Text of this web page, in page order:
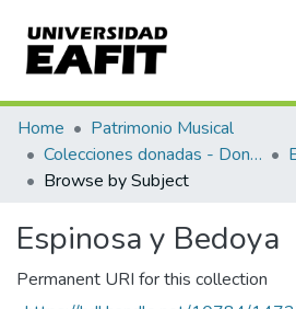
Communities & Collections
All of DSpace
Home
Patrimonio Musical
Colecciones donadas - Donated collections
Browse by Subject
Espinosa y Bedoya
Permanent URI for this collection